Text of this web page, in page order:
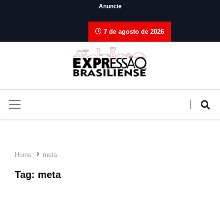
Anuncie
7 de agosto de 2026
Home meta
Tag: meta